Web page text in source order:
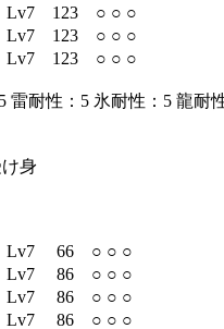
123 ○ ○ ○
123 ○ ○ ○
123 ○ ○ ○
雷耐性：5 氷耐性：5 龍耐
身
66 ○ ○ ○
86 ○ ○ ○
86 ○ ○ ○
86 ○ ○ ○